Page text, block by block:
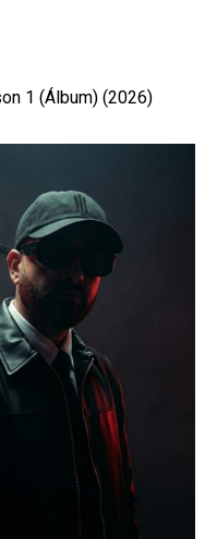
1 (Álbum) (2026)